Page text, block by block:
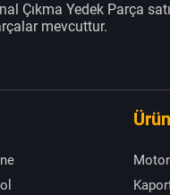
Çıkma Yedek Parça
mevcuttur.
Motor